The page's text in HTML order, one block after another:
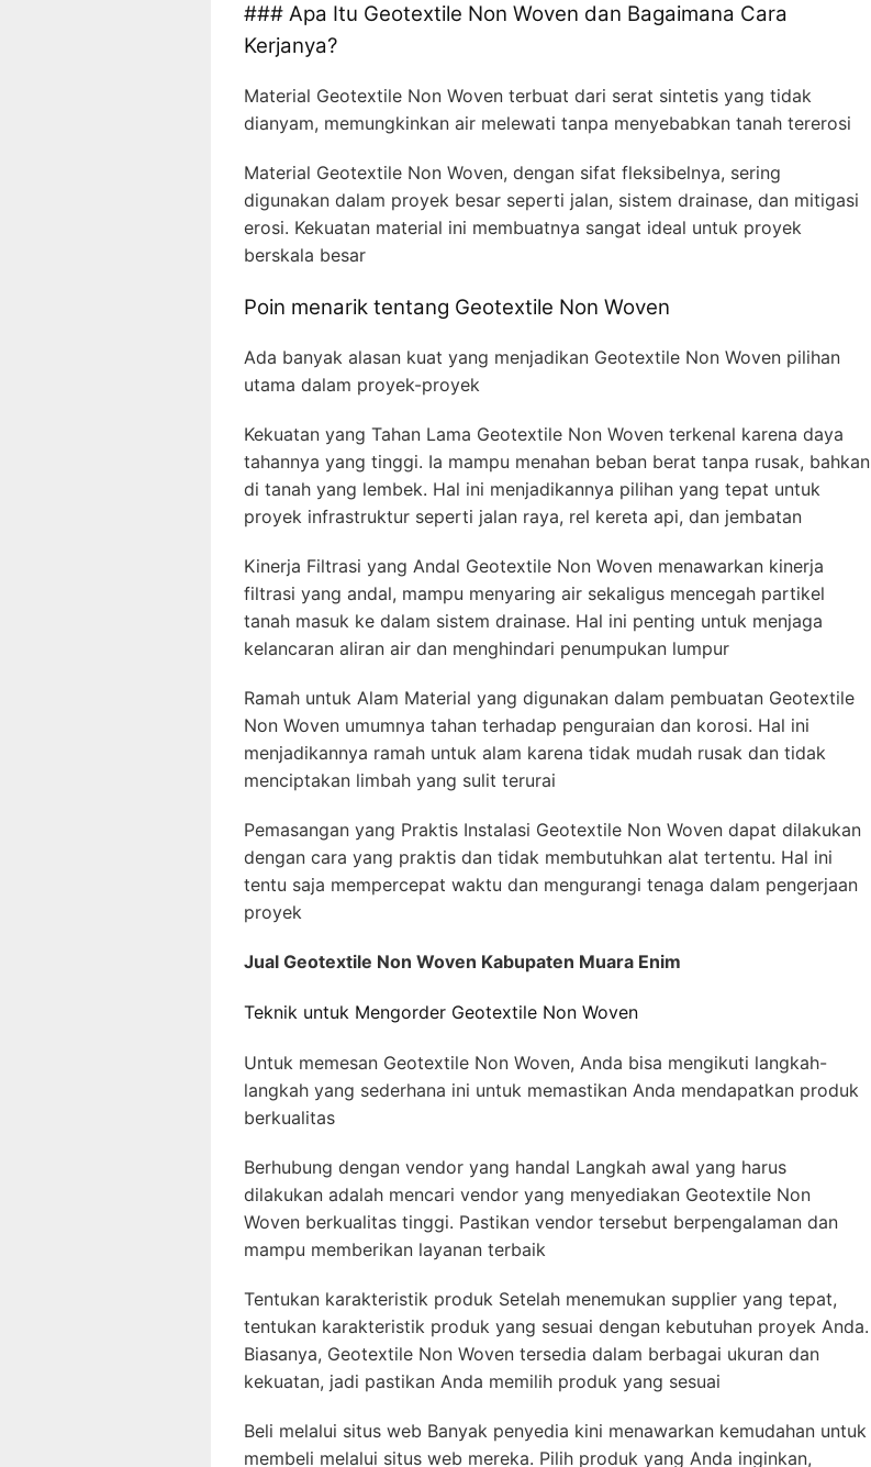
### Apa Itu Geotextile Non Woven dan Bagaimana Cara
Kerjanya?
Material Geotextile Non Woven terbuat dari serat sintetis yang tidak
dianyam, memungkinkan air melewati tanpa menyebabkan tanah tererosi
Material Geotextile Non Woven, dengan sifat fleksibelnya, sering
digunakan dalam proyek besar seperti jalan, sistem drainase, dan mitigasi
erosi. Kekuatan material ini membuatnya sangat ideal untuk proyek
berskala besar
Poin menarik tentang Geotextile Non Woven
Ada banyak alasan kuat yang menjadikan Geotextile Non Woven pilihan
utama dalam proyek-proyek
Kekuatan yang Tahan Lama Geotextile Non Woven terkenal karena daya
tahannya yang tinggi. Ia mampu menahan beban berat tanpa rusak, bahkan
di tanah yang lembek. Hal ini menjadikannya pilihan yang tepat untuk
proyek infrastruktur seperti jalan raya, rel kereta api, dan jembatan
Kinerja Filtrasi yang Andal Geotextile Non Woven menawarkan kinerja
filtrasi yang andal, mampu menyaring air sekaligus mencegah partikel
tanah masuk ke dalam sistem drainase. Hal ini penting untuk menjaga
kelancaran aliran air dan menghindari penumpukan lumpur
Ramah untuk Alam Material yang digunakan dalam pembuatan Geotextile
Non Woven umumnya tahan terhadap penguraian dan korosi. Hal ini
menjadikannya ramah untuk alam karena tidak mudah rusak dan tidak
menciptakan limbah yang sulit terurai
Pemasangan yang Praktis Instalasi Geotextile Non Woven dapat dilakukan
dengan cara yang praktis dan tidak membutuhkan alat tertentu. Hal ini
tentu saja mempercepat waktu dan mengurangi tenaga dalam pengerjaan
proyek
Jual Geotextile Non Woven Kabupaten Muara Enim
Teknik untuk Mengorder Geotextile Non Woven
Untuk memesan Geotextile Non Woven, Anda bisa mengikuti langkah-
langkah yang sederhana ini untuk memastikan Anda mendapatkan produk
berkualitas
Berhubung dengan vendor yang handal Langkah awal yang harus
dilakukan adalah mencari vendor yang menyediakan Geotextile Non
Woven berkualitas tinggi. Pastikan vendor tersebut berpengalaman dan
mampu memberikan layanan terbaik
Tentukan karakteristik produk Setelah menemukan supplier yang tepat,
tentukan karakteristik produk yang sesuai dengan kebutuhan proyek Anda.
Biasanya, Geotextile Non Woven tersedia dalam berbagai ukuran dan
kekuatan, jadi pastikan Anda memilih produk yang sesuai
Beli melalui situs web Banyak penyedia kini menawarkan kemudahan untuk
membeli melalui situs web mereka. Pilih produk yang Anda inginkan,